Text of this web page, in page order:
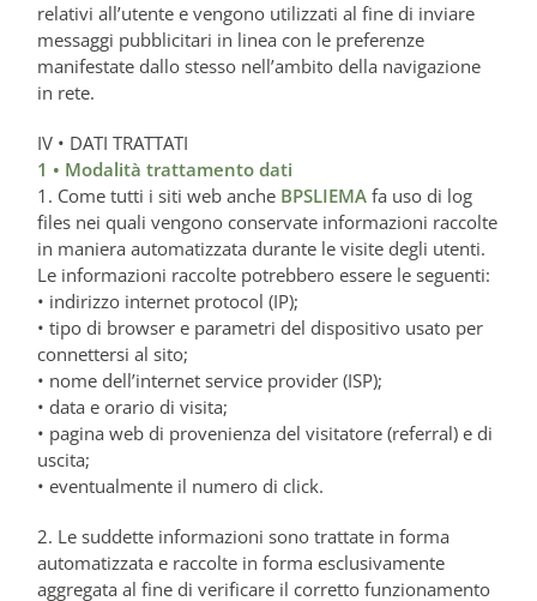
relativi all’utente e vengono utilizzati al fine di inviare
messaggi pubblicitari in linea con le preferenze
manifestate dallo stesso nell’ambito della navigazione
in rete.
IV • DATI TRATTATI
1 • Modalità trattamento dati
1. Come tutti i siti web anche BPSLIEMA fa uso di log
files nei quali vengono conservate informazioni raccolte
in maniera automatizzata durante le visite degli utenti.
Le informazioni raccolte potrebbero essere le seguenti:
• indirizzo internet protocol (IP);
• tipo di browser e parametri del dispositivo usato per
connettersi al sito;
• nome dell’internet service provider (ISP);
• data e orario di visita;
• pagina web di provenienza del visitatore (referral) e di
uscita;
• eventualmente il numero di click.
2. Le suddette informazioni sono trattate in forma
automatizzata e raccolte in forma esclusivamente
aggregata al fine di verificare il corretto funzionamento